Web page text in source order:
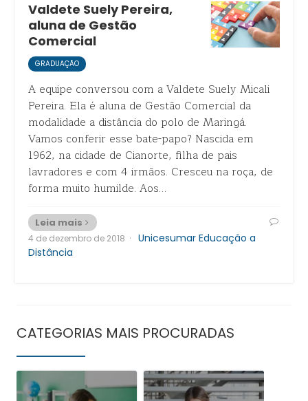
Valdete Suely Pereira,
aluna de Gestão
Comercial
GRADUAÇÃO
A equipe conversou com a Valdete Suely Micali
Pereira. Ela é aluna de Gestão Comercial da
modalidade a distância do polo de Maringá.
Vamos conferir esse bate-papo? Nascida em
1962, na cidade de Cianorte, filha de pais
lavradores e com 4 irmãos. Cresceu na roça, de
forma muito humilde. Aos…
Leia mais
4 de dezembro de 2018 · Unicesumar Educação a
Distância
CATEGORIAS MAIS PROCURADAS